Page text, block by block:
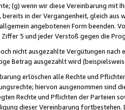
(g) wenn wir diese Vereinbarung mit
bereits in der Vergangenheit, gleich
angebotenen Form beenden.
5 und jeder Verstoß gegen die
nicht ausgezahlte Vergütungen
Betrag ausgezahlt wird
erlöschen alle Rechte und
hiervon ausgenommen sind
Rechte und Pflichten der Parteien
dieser Vereinbarung